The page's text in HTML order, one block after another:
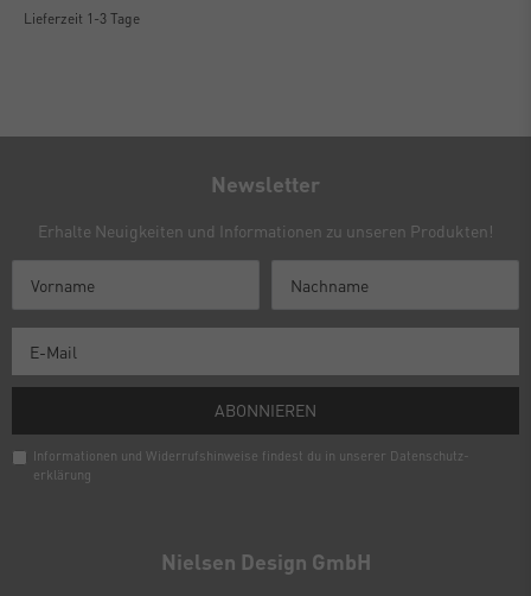
Lieferzeit 1-3 Tage
Nielsen Design GmbH
Newsletter
Erhalte Neuigkeiten und Informationen zu unseren Produkten!
ABONNIEREN
Informationen und Widerrufshinweise findest du in unserer Daten­schutz­
erklärung